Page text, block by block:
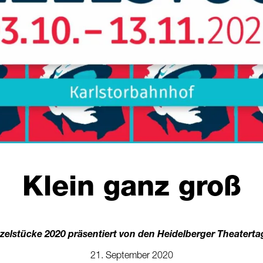
Klein ganz groß
2020 präsentiert von den Heidelberger
21. September 2020